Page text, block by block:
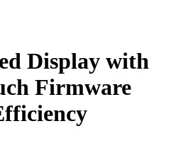
Display with
Firmware